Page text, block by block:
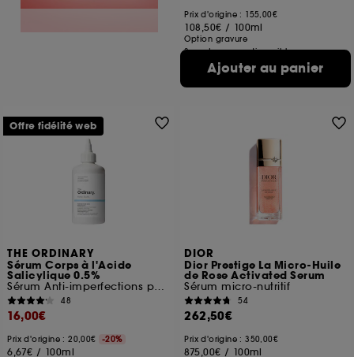
Prix d'origine : 155,00€
108,50€ / 100ml
Option gravure
3 contenances disponibles
Ajouter au panier
THE ORDINARY
Sérum Corps à l'Acide
Salicylique 0.5%
Sérum Anti-imperfections pour le corps
48
16,00€
Prix d'origine : 20,00€ -20%
6,67€ / 100ml
Offre fidélité web
DIOR
Dior Prestige La Micro-Huile
de Rose Activated Serum
Sérum micro-nutritif
54
262,50€
Prix d'origine : 350,00€
875,00€ / 100ml